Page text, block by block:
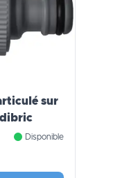
sur
Disponible